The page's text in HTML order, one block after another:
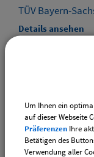
TÜV Bayern-
Details ansehen
Staatliche und
Bayerischen
Um Ihnen ein
auf dieser Webseite
Präferenzen Ihre
Betätigen des
Verwendung aller